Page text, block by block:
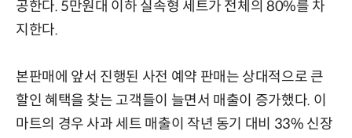
공한다. 5만원대 이하 실속형 세트가 전체의 80%를 차
지한다.
본판매에 앞서 진행된 사전 예약 판매는 상대적으로 큰
할인 혜택을 찾는 고객들이 늘면서 매출이 증가했다. 이
마트의 경우 사과 세트 매출이 작년 동기 대비 33% 신장